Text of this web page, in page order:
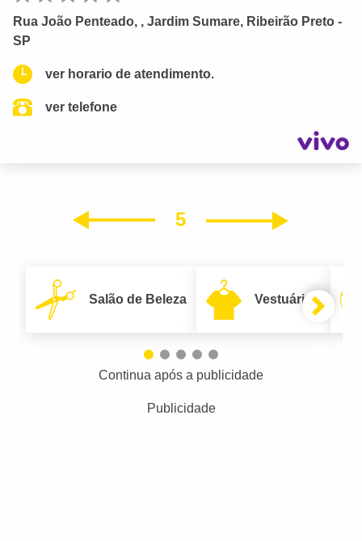
Rua João Penteado, , Jardim Sumare, Ribeirão Preto -
SP
ver horario de atendimento.
ver telefone
5
Salão de Beleza Vestuário
Continua após a publicidade
Publicidade